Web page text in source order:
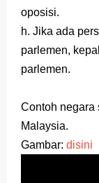
oposisi.
h. Jika ada
parlemen,
parlemen.
Contoh negara
Malaysia.
Gambar: disini